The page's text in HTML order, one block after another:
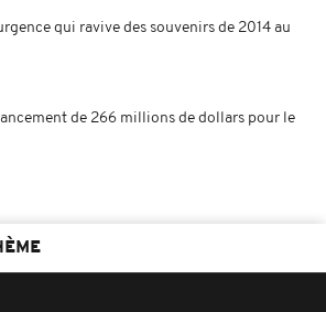
qui ravive des souvenirs de 2014 au
de 266 millions de dollars pour le